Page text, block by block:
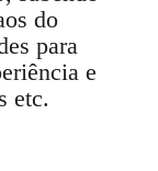
do
para
e
etc.